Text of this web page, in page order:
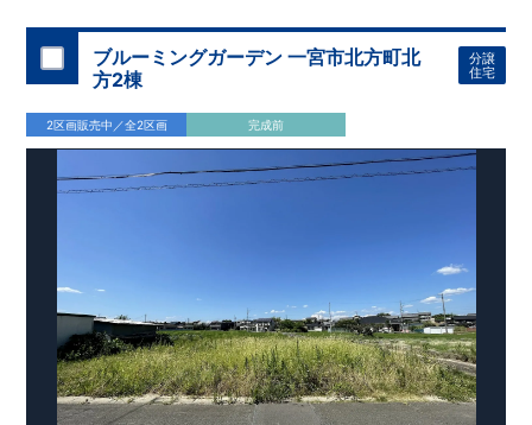
ブルーミングガーデン 一宮市北方町北
方2棟
分譲
住宅
2区画販売中／全2区画 完成前